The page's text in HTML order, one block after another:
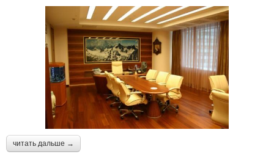
читать дальше →